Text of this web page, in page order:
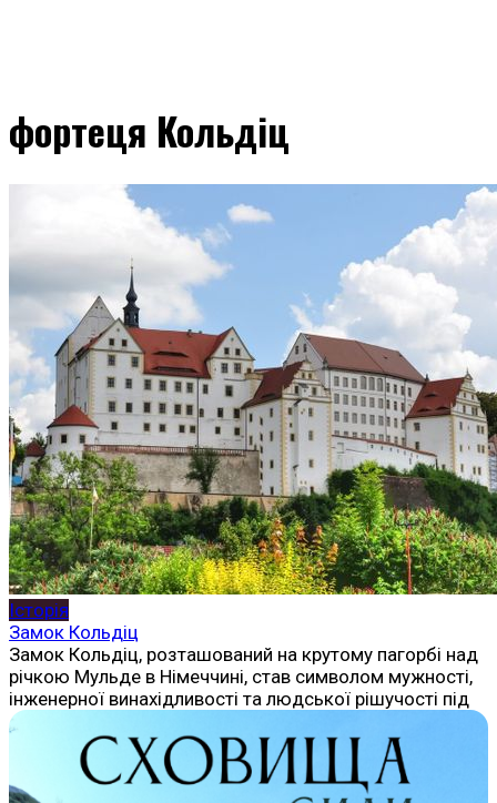
фортеця Кольдіц
Історія
Замок Кольдіц
Замок Кольдіц, розташований на крутому пагорбі над
річкою Мульде в Німеччині, став символом мужності,
інженерної винахідливості та людської рішучості під